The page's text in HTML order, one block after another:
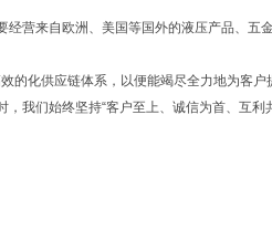
营来自欧洲、美国等国外的液压产品、五
的化供应链体系，以便能竭尽全力地为客户
我们始终坚持“客户至上、诚信为首、互利